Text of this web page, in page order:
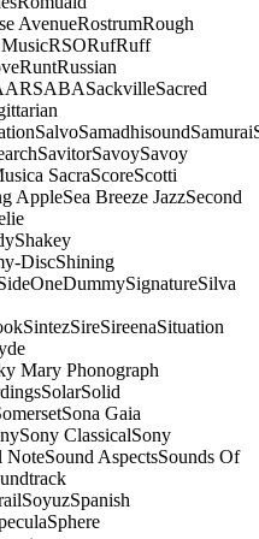
AvenueRostrumRough
RSORufRuff
RuntRussian
SABASackvilleSacred
SalvoSamadhisoundSamurai
SavitorSavoySavoy
SacraScoreScotti
AppleSea Breeze JazzSecond
Shakey
DiscShining
SignatureSilva
SintezSireSireenaSituation
Mary Phonograph
SolarSolid
Sona Gaia
Sony ClassicalSony
NoteSound AspectsSounds Of
SoyuzSpanish
Sphere